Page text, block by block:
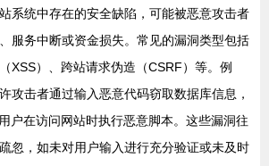
系统中存在的安全缺陷，可能被恶意攻击者
服务中断或资金损失。常见的漏洞类型包括
XSS）、跨站请求伪造（CSRF）等。例
攻击者通过输入恶意代码窃取数据库信息，
户在访问网站时执行恶意脚本。这些漏洞往
忽，如未对用户输入进行充分验证或未及时